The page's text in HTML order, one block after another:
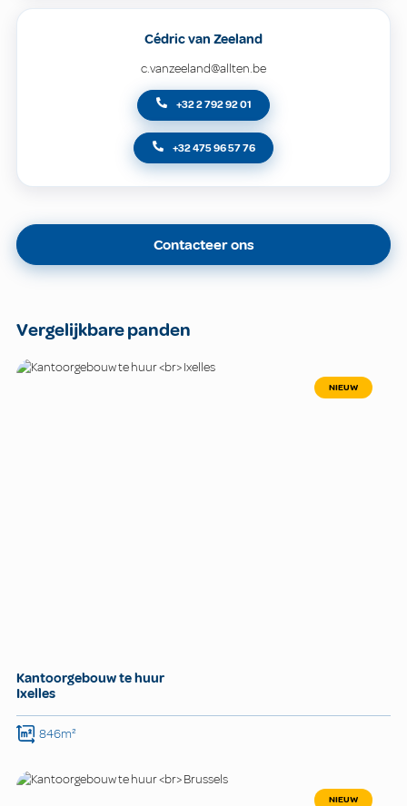
Cédric van Zeeland
c.vanzeeland@allten.be
+32 2 792 92 01
+32 475 96 57 76
Contacteer ons
Vergelijkbare panden
NIEUW
Kantoorgebouw te huur
Ixelles
846m²
NIEUW